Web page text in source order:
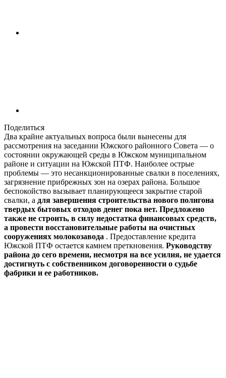
Поделиться
Два крайне актуальных вопроса были вынесены для
рассмотрения на заседании Южского районного Совета — о
состоянии окружающей среды в Южском муниципальном
районе и ситуации на Южской ПТФ. Наиболее острые
проблемы — это несанкционированные свалки в поселениях,
загрязнение прибрежных зон на озерах района. Большое
беспокойство вызывает планирующееся закрытие старой
свалки, а для завершения строительства нового полигона
твердых бытовых отходов денег пока нет. Предложено
также не строить, в силу недостатка финансовых средств,
а провести восстановительные работы на очистных
сооружениях молокозавода . Предоставление кредита
Южской ПТФ остается камнем преткновения. Руководству
района до сего времени, несмотря на все усилия, не удается
достигнуть с собственником договоренности о судьбе
фабрики и ее работников.